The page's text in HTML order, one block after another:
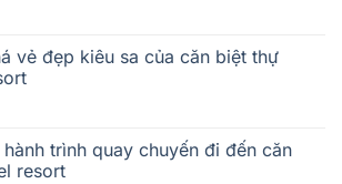
vẻ đẹp kiêu sa của căn biệt thự
trình quay chuyến đi đến căn
resort